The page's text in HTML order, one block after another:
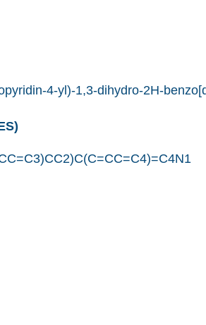
4-yl)-1,3-dihydro-2H-